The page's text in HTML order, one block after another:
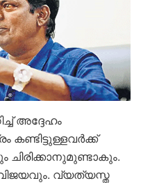
അദ്ദേഹം
കണ്ടിട്ടുള്ളവർക്ക്
വ്യത്യസ്ത